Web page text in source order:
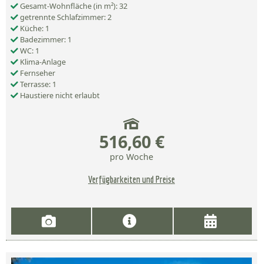
Gesamt-Wohnfläche (in m²): 32
getrennte Schlafzimmer: 2
Küche: 1
Badezimmer: 1
WC: 1
Klima-Anlage
Fernseher
Terrasse: 1
Haustiere nicht erlaubt
516,60 €
pro Woche
Verfügbarkeiten und Preise